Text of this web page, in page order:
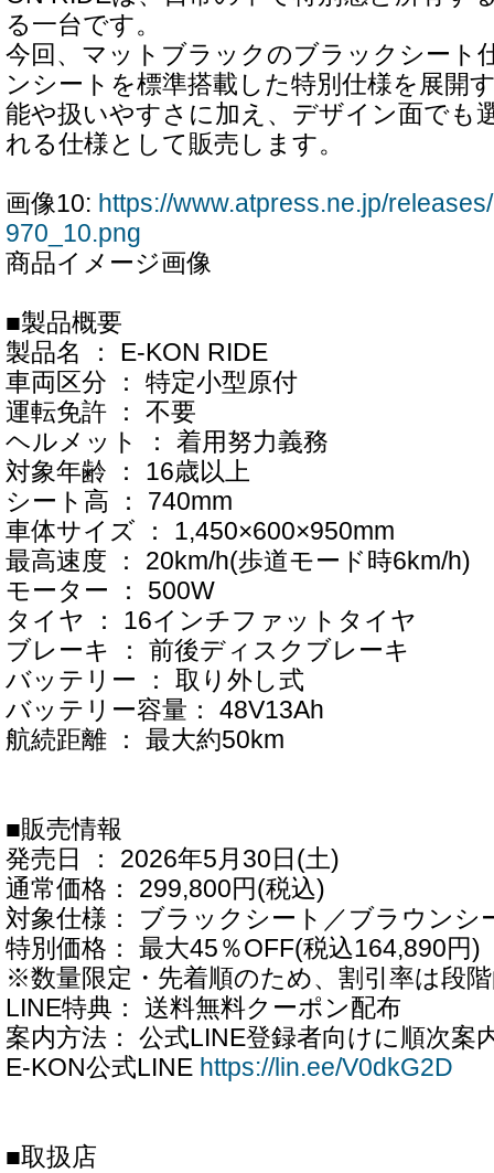
る一台です。
今回、マットブラックのブラックシート
ンシートを標準搭載した特別仕様を展開
能や扱いやすさに加え、デザイン面でも
れる仕様として販売します。
画像10: https://www.atpress.ne.jp/
970_10.png
商品イメージ画像
■製品概要
製品名 ： E-KON RIDE
車両区分 ： 特定小型原付
運転免許 ： 不要
ヘルメット ： 着用努力義務
対象年齢 ： 16歳以上
シート高 ： 740mm
車体サイズ ： 1,450×600×950mm
最高速度 ： 20km/h(歩道モード時6km/h)
モーター ： 500W
タイヤ ： 16インチファットタイヤ
ブレーキ ： 前後ディスクブレーキ
バッテリー ： 取り外し式
バッテリー容量： 48V13Ah
航続距離 ： 最大約50km
■販売情報
発売日 ： 2026年5月30日(土)
通常価格： 299,800円(税込)
対象仕様： ブラックシート／ブラウンシ
特別価格： 最大45％OFF(税込164,890円)
※数量限定・先着順のため、割引率は段
LINE特典： 送料無料クーポン配布
案内方法： 公式LINE登録者向けに順次案
E-KON公式LINE https://lin.ee/V0dkG2D
■取扱店